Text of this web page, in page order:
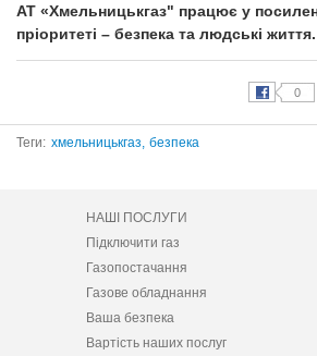
АТ «Хмельницькгаз" працює у
пріоритеті – безпека та людські життя.
Теги: хмельницькгаз, безпека
НАШІ ПОСЛУГИ
Підключити газ
Газопостачання
Газове обладнання
Ваша безпека
Вартість наших послуг